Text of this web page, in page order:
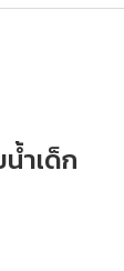
ำเด็ก